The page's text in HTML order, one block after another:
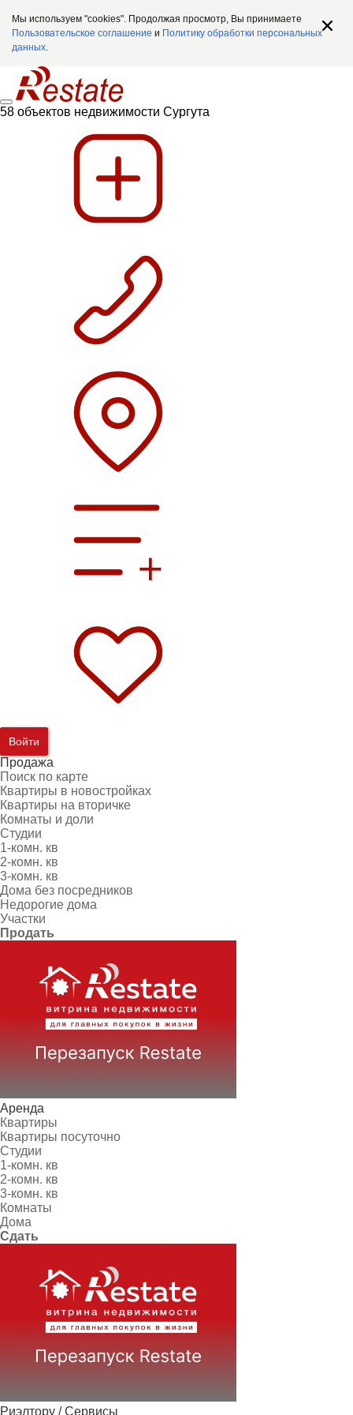
Мы используем "cookies". Продолжая просмотр, Вы принимаете
Пользовательское соглашение и Политику обработки персональных
данных.
58 объектов недвижимости Сургута
Войти
Продажа
Поиск по карте
Квартиры в новостройках
Квартиры на вторичке
Комнаты и доли
Студии
1-комн. кв
2-комн. кв
3-комн. кв
Дома без посредников
Недорогие дома
Участки
Продать
Аренда
Квартиры
Квартиры посуточно
Студии
1-комн. кв
2-комн. кв
3-комн. кв
Комнаты
Дома
Сдать
Риэлтору / Сервисы